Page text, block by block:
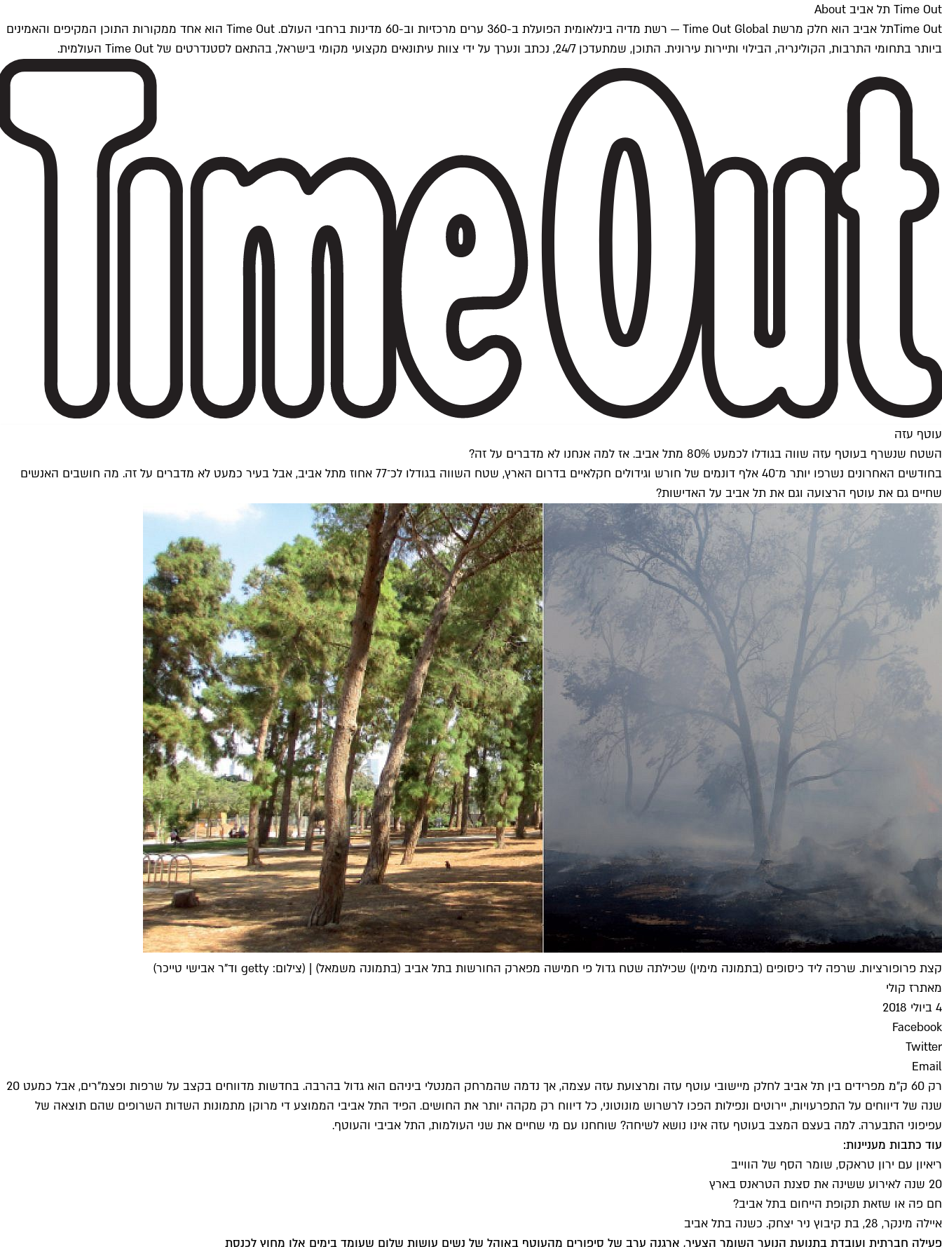
Time Out תל אביב About
Time Outתל אביב הוא חלק מרשת Time Out Global — רשת מדיה בינלאומית הפועלת ב-360 ערים מרכזיות וב-60 מדינות ברחבי העולם. Time Out הוא אחד ממקורות התוכן המקיפים והאמינים
ביותר בתחומי התרבות, הקולינריה, הבילוי ותיירות עירונית. התוכן, שמתעדכן 24/7, נכתב ונערך על ידי צוות עיתונאים מקצועי מקומי בישראל, בהתאם לסטנדרטים של Time Out העולמית.
עוטף עזה
השטח שנשרף בעוטף עזה שווה בגודלו לכמעט 80% מתל אביב. אז למה אנחנו לא מדברים על זה?
בחודשים האחרונים נשרפו יותר מ־40 אלף דונמים של חורש וגידולים חקלאיים בדרום הארץ, שטח השווה בגודלו לכ־77 אחוז מתל אביב, אבל בעיר כמעט לא מדברים על זה. מה חושבים האנשים
שחיים גם את עוטף הרצועה וגם את תל אביב על האדישות?
קצת פרופורציות. שרפה ליד כיסופים (בתמונה מימין) שכילתה שטח גדול פי חמישה מפארק החורשות בתל אביב (בתמונה משמאל) | (צילום: getty וד"ר אבישי טייכר)
מאתרז קולי
4 ביולי 2018
Facebook
Twitter
Email
רק 60 ק"מ מפרידים בין תל אביב לחלק מיישובי עוטף עזה ומרצועת עזה עצמה, אך נדמה שהמרחק המנטלי ביניהם הוא גדול בהרבה. בחדשות מדווחים בקצב על שרפות ופצמ"רים, אבל כמעט 20
שנה של דיווחים על התפרעויות, יירוטים ונפילות הפכו לרשרוש מונוטוני, כל דיווח רק מקהה יותר את החושים. הפיד התל אביבי הממוצע די מרוקן מתמונות השדות השרופים שהם תוצאה של
עפיפוני התבערה. למה בעצם המצב בעוטף עזה אינו נושא לשיחה? שוחחנו עם מי שחיים את שני העולמות, התל אביבי והעוטף.
עוד כתבות מעניינות:
ריאיון עם ירון טראקס, שומר הסף של הווייב
20 שנה לאירוע ששינה את סצנת הטראנס בארץ
חם פה או שזאת תקופת הייחום בתל אביב?
איילה מינקר, 28, בת קיבוץ ניר יצחק. כשנה בתל אביב
פעילה חברתית ועובדת בתנועת הנוער השומר הצעיר, ארגנה ערב של סיפורים מהעוטף באוהל של נשים עושות שלום שעומד בימים אלו מחוץ לכנסת